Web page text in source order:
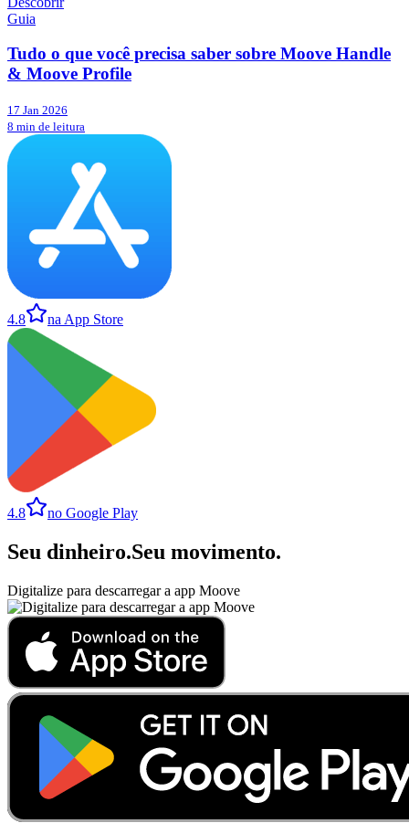
Guia
Tudo o que você precisa saber sobre Moove Handle
& Moove Profile
17 Jan 2026
8 min de leitura
4.8 na App Store
4.8 no Google Play
Seu dinheiro.Seu movimento.
Digitalize para descarregar a app Moove